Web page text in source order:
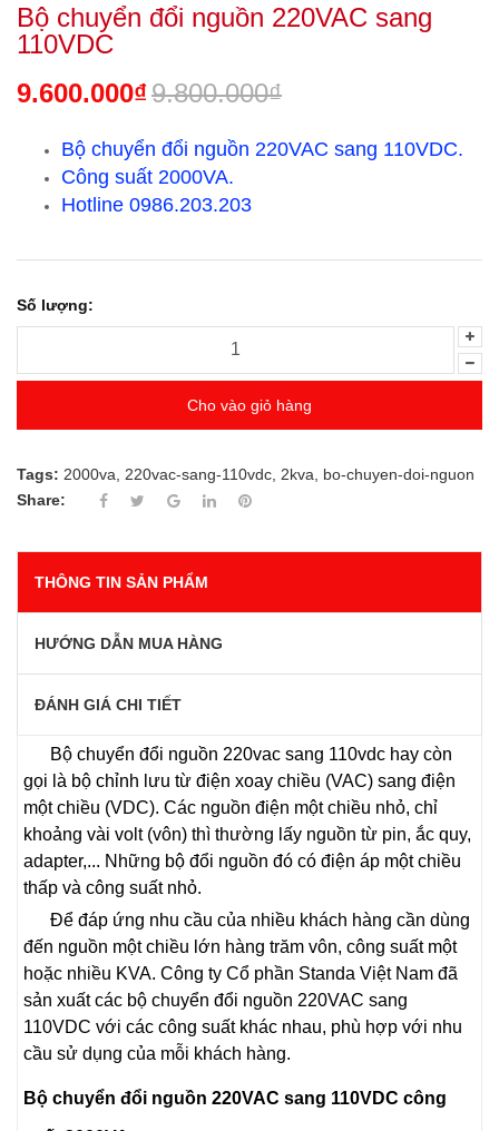
Bộ chuyển đổi nguồn 220VAC sang
110VDC
9.600.000₫9.800.000₫
Bộ chuyển đổi nguồn 220VAC sang 110VDC.
Công suất 2000VA.
Hotline 0986.203.203
Số lượng:
Cho vào giỏ hàng
Tags: 2000va 220vac-sang-110vdc 2kva
bo-chuyen-doi-nguon
Share:
THÔNG TIN SẢN PHẨM
HƯỚNG DẪN MUA HÀNG
ĐÁNH GIÁ CHI TIẾT
Bộ chuyển đổi nguồn 220vac sang 110vdc hay còn
gọi là bộ chỉnh lưu từ điện xoay chiều (VAC) sang điện
một chiều (VDC). Các nguồn điện một chiều nhỏ, chỉ
khoảng vài volt (vôn) thì thường lấy nguồn từ pin, ắc quy,
adapter,... Những bộ đổi nguồn đó có điện áp một chiều
thấp và công suất nhỏ.
Để đáp ứng nhu cầu của nhiều khách hàng cần dùng
đến nguồn một chiều lớn hàng trăm vôn, công suất một
hoặc nhiều KVA. Công ty Cổ phần Standa Việt Nam đã
sản xuất các bộ chuyển đổi nguồn 220VAC sang
110VDC với các công suất khác nhau, phù hợp với nhu
cầu sử dụng của mỗi khách hàng.
Bộ chuyển đổi nguồn 220VAC sang 110VDC công